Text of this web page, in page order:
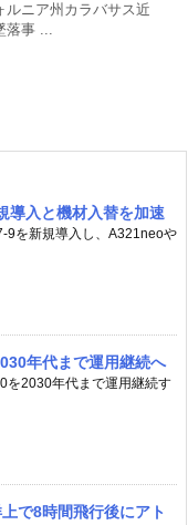
ルニア州カラバサス近
落事 ...
導入と機材入替を加速
9を新規導入し、A321neoや
年代まで運用継続へ
を2030年代まで運用継続す
で8時間飛行後にアト